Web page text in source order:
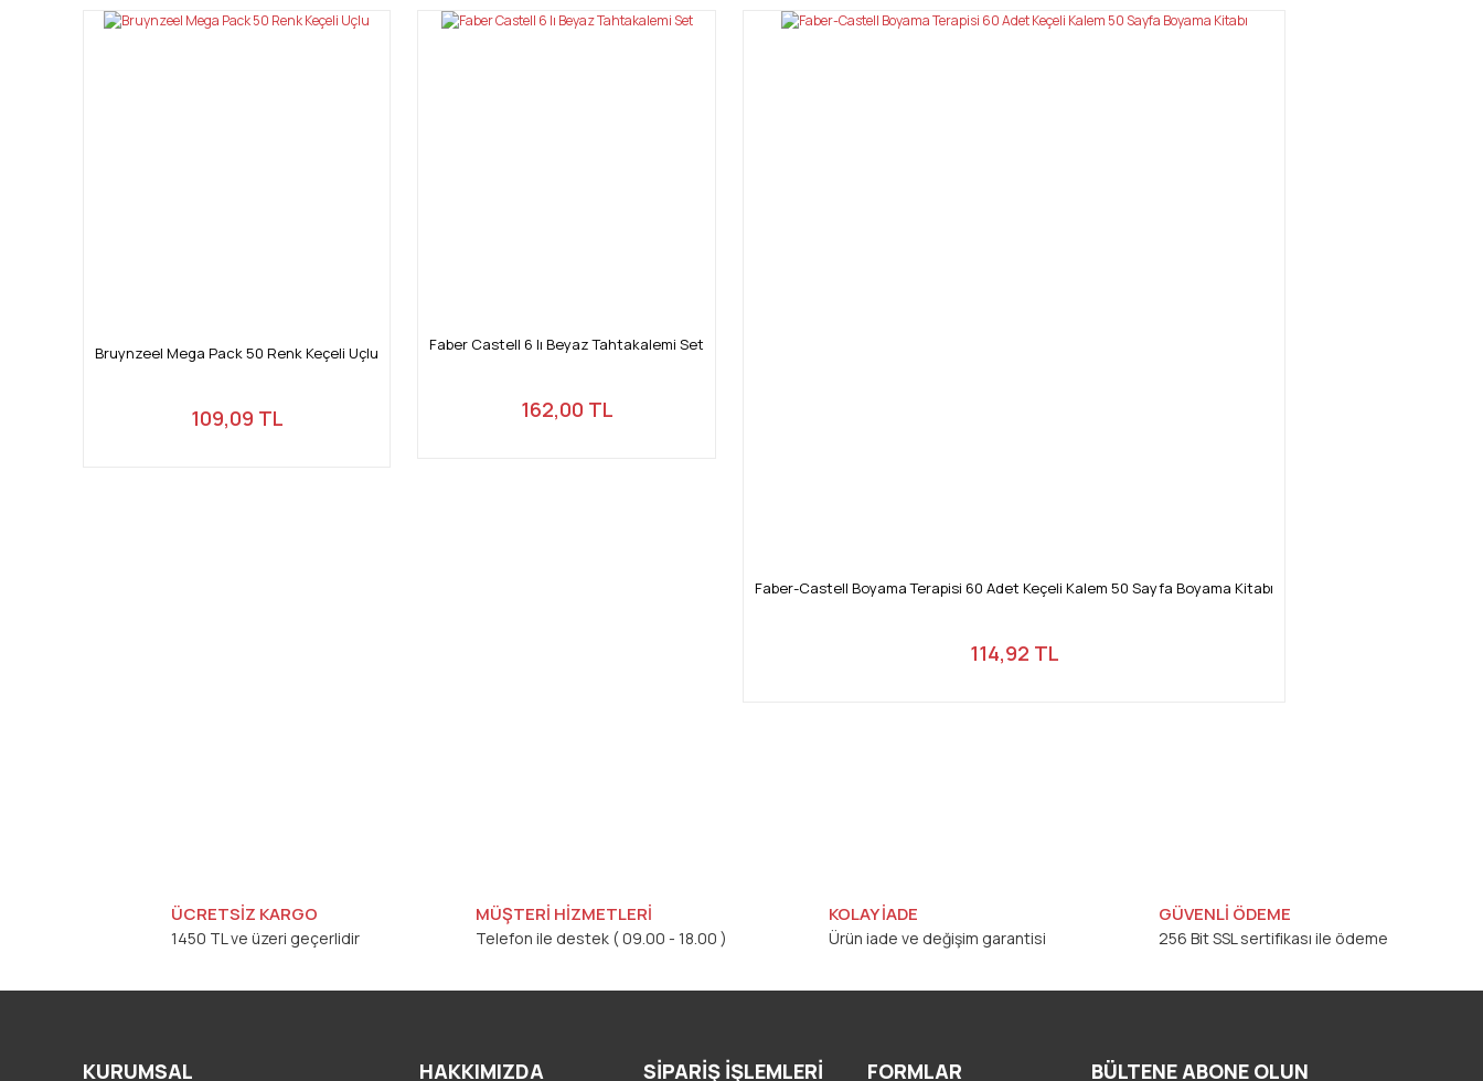
Bruynzeel Mega Pack 50 Renk Keçeli Uçlu
109,09 TL
Faber Castell 6 lı Beyaz Tahtakalemi Set
162,00 TL
Faber-Castell Boyama Terapisi 60 Adet Keçeli Kalem 50 Sayfa Boyama Kitabı
114,92 TL
ÜCRETSİZ KARGO
1450 TL ve üzeri geçerlidir
MÜŞTERİ HİZMETLERİ
Telefon ile destek ( 09.00 - 18.00 )
KOLAY İADE
Ürün iade ve değişim garantisi
GÜVENLİ ÖDEME
256 Bit SSL sertifikası ile ödeme
KURUMSAL HAKKIMIZDA SİPARİŞ İŞLEMLERİ FORMLAR BÜLTENE ABONE OLUN